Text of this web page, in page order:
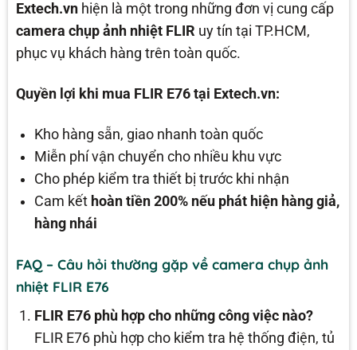
Extech.vnhiện là một trong những đơn vị cung cấp
camera chụp ảnh nhiệt FLIR uy tín tại TP.HCM,
phục vụ khách hàng trên toàn quốc.
Quyền lợi khi mua FLIR E76 tại Extech.vn:
Kho hàng sẵn, giao nhanh toàn quốc
Miễn phí vận chuyển cho nhiều khu vực
Cho phép kiểm tra thiết bị trước khi nhận
Cam kết hoàn tiền 200% nếu phát hiện hàng giả,
hàng nhái
FAQ – Câu hỏi thường gặp về camera chụp ảnh
nhiệt FLIR E76
FLIR E76 phù hợp cho những công việc nào?
FLIR E76 phù hợp cho kiểm tra hệ thống điện, tủ